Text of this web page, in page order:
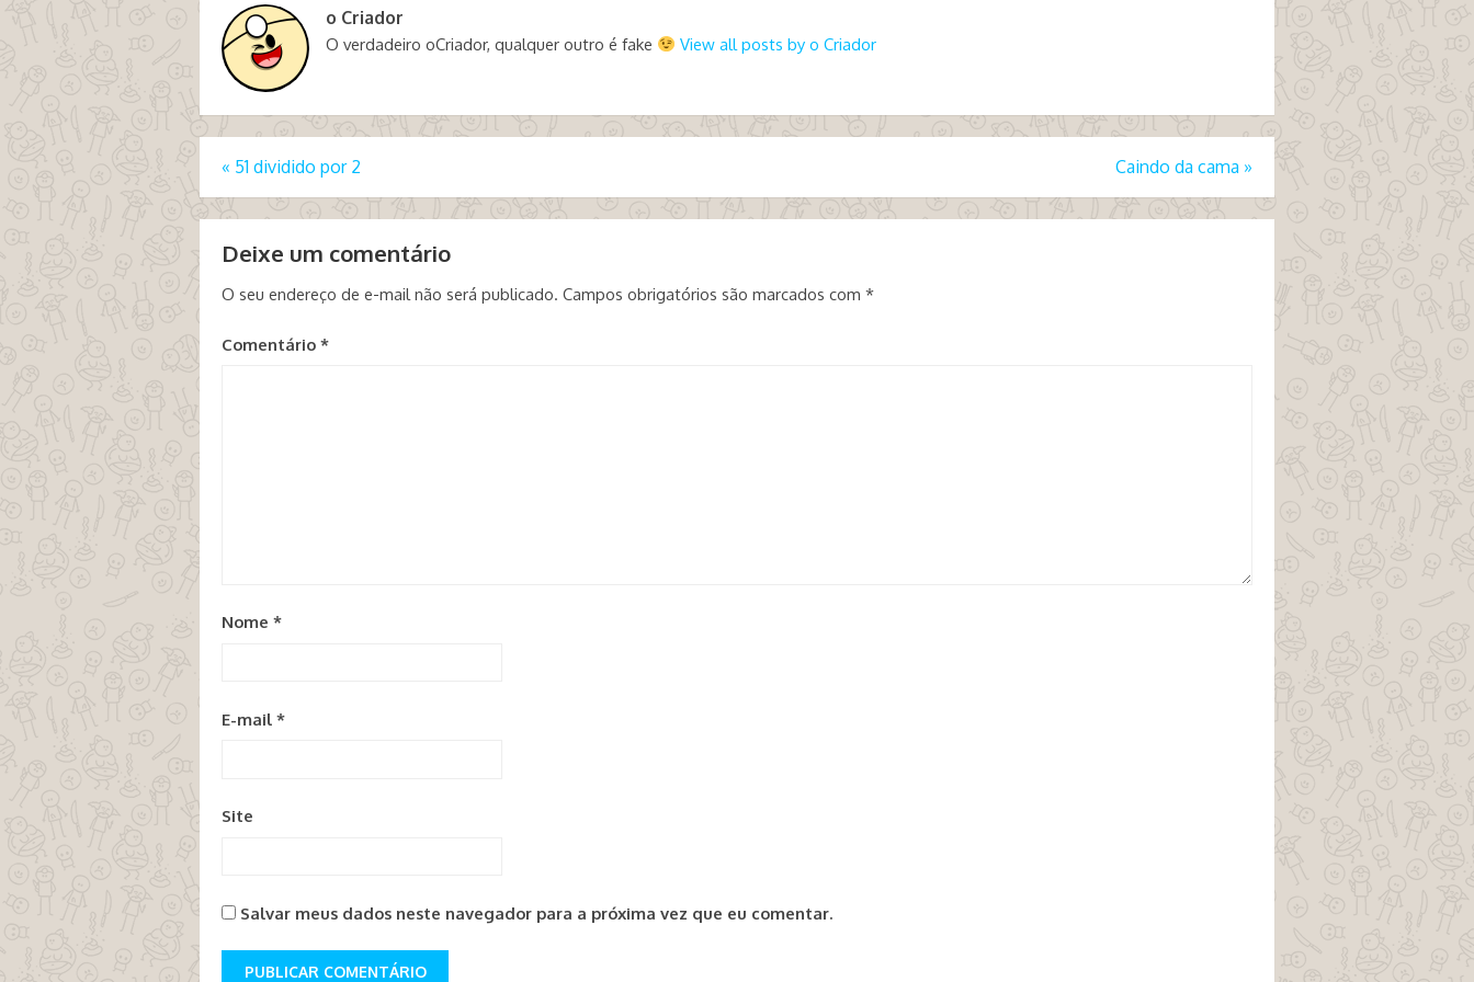
o Criador
O verdadeiro oCriador, qualquer outro é fake View all posts by o Criador
« 51 dividido por 2 Caindo da cama »
Deixe um comentário
O seu endereço de e-mail não será publicado. Campos obrigatórios são marcados com *
Comentário *
Nome *
E-mail *
Site
Salvar meus dados neste navegador para a próxima vez que eu comentar.